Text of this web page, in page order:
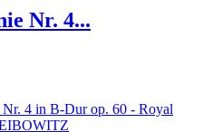
Nr. 4...